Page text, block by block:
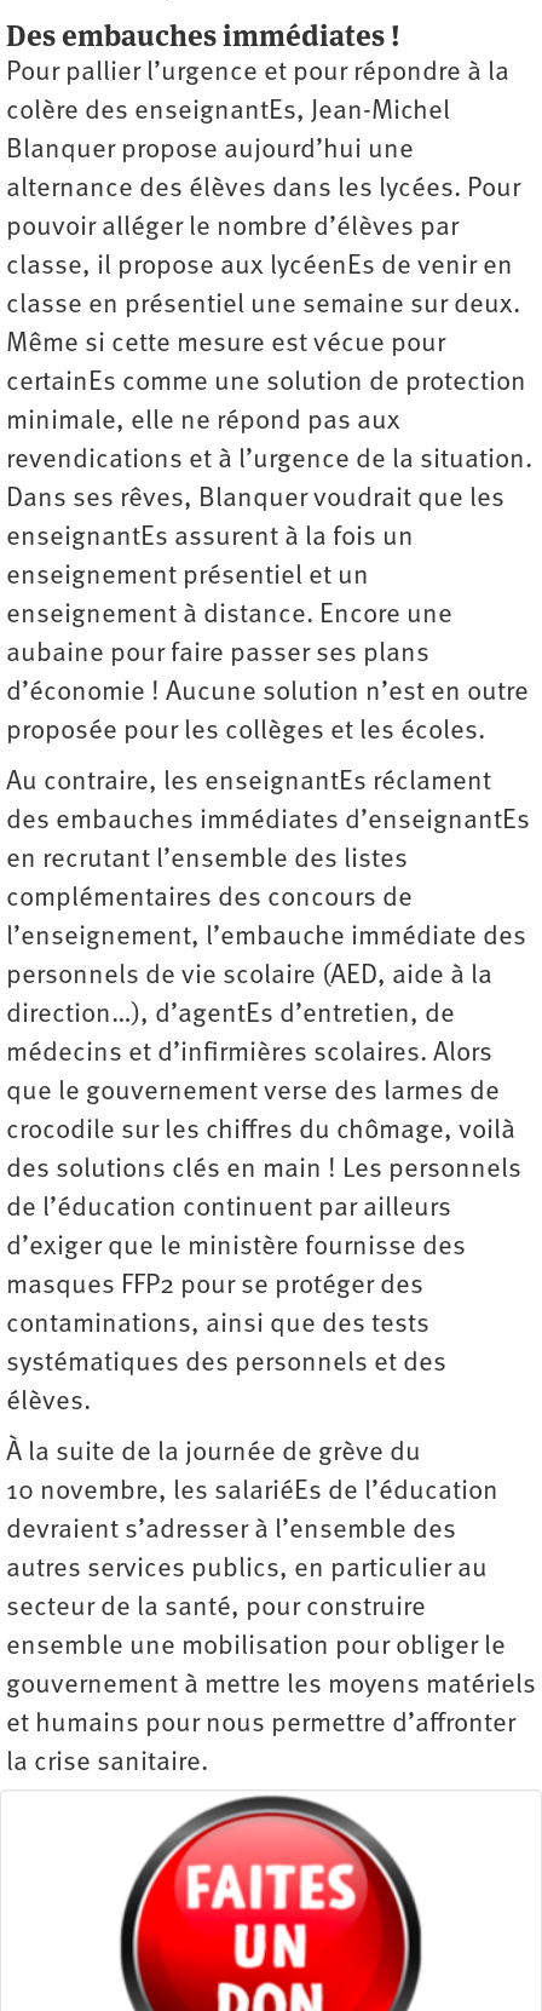
Des embauches immédiates !
Pour pallier l’urgence et pour répondre à la
colère des enseignantEs, Jean-Michel
Blanquer propose aujourd’hui une
alternance des élèves dans les lycées. Pour
pouvoir alléger le nombre d’élèves par
classe, il propose aux lycéenEs de venir en
classe en présentiel une semaine sur deux.
Même si cette mesure est vécue pour
certainEs comme une solution de protection
minimale, elle ne répond pas aux
revendications et à l’urgence de la situation.
Dans ses rêves, Blanquer voudrait que les
enseignantEs assurent à la fois un
enseignement présentiel et un
enseignement à distance. Encore une
aubaine pour faire passer ses plans
d’économie ! Aucune solution n’est en outre
proposée pour les collèges et les écoles.
Au contraire, les enseignantEs réclament
des embauches immédiates d’enseignantEs
en recrutant l’ensemble des listes
complémentaires des concours de
l’enseignement, l’embauche immédiate des
personnels de vie scolaire (AED, aide à la
direction…), d’agentEs d’entretien, de
médecins et d’infirmières scolaires. Alors
que le gouvernement verse des larmes de
crocodile sur les chiffres du chômage, voilà
des solutions clés en main ! Les personnels
de l’éducation continuent par ailleurs
d’exiger que le ministère fournisse des
masques FFP2 pour se protéger des
contaminations, ainsi que des tests
systématiques des personnels et des
élèves.
À la suite de la journée de grève du
10 novembre, les salariéEs de l’éducation
devraient s’adresser à l’ensemble des
autres services publics, en particulier au
secteur de la santé, pour construire
ensemble une mobilisation pour obliger le
gouvernement à mettre les moyens matériels
et humains pour nous permettre d’affronter
la crise sanitaire.